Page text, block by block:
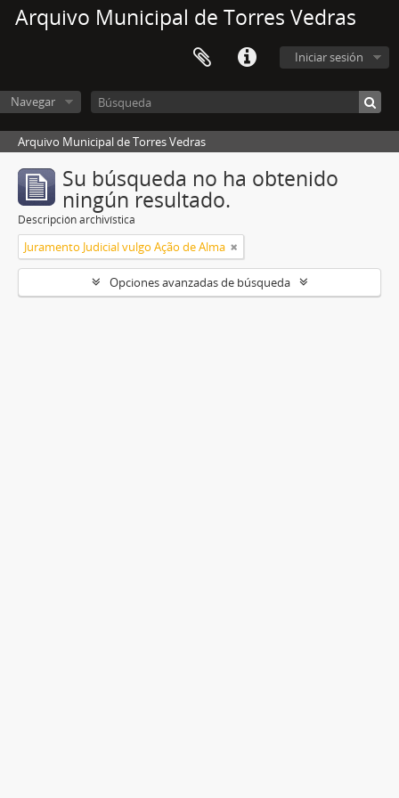
Arquivo Municipal de Torres Vedras
Iniciar sesión
Navegar
Arquivo Municipal de Torres Vedras
Su búsqueda no ha obtenido
ningún resultado.
Descripción archivística
Juramento Judicial vulgo Ação de Alma
Opciones avanzadas de búsqueda